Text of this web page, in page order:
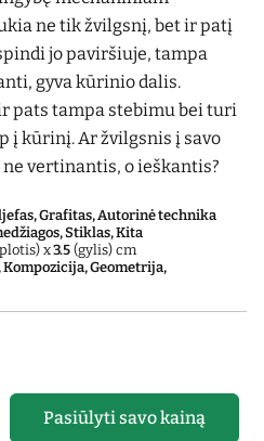
ne tik žvilgsnį, bet ir patį
jo paviršiuje, tampa
gyva kūrinio dalis.
pats tampa stebimu bei turi
į kūrinį. Ar žvilgsnis į savo
vertinantis, o ieškantis?
Grafitas, Autorinė technika
Stiklas, Kita
x3.5 (gylis) cm
Geometrija,
Pasiūlyti savo kainą